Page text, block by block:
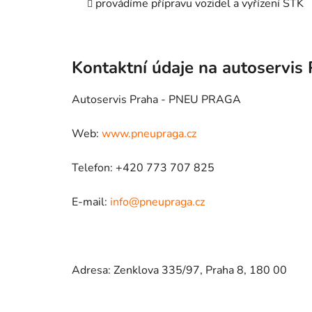
provádíme přípravu vozidel a vyřízení STK
Kontaktní údaje na autoservis
Autoservis Praha - PNEU PRAGA
Web: www.pneupraga.cz
Telefon: +420 773 707 825
E-mail: info@pneupraga.cz
Adresa: Zenklova 335/97, Praha 8, 180 00